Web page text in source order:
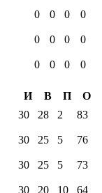
0 0 0 0
0 0 0 0
0 0 0
0
И В П
О
30 28 2 83
30 25 5 76
30 25 5 73
30 20 10 64